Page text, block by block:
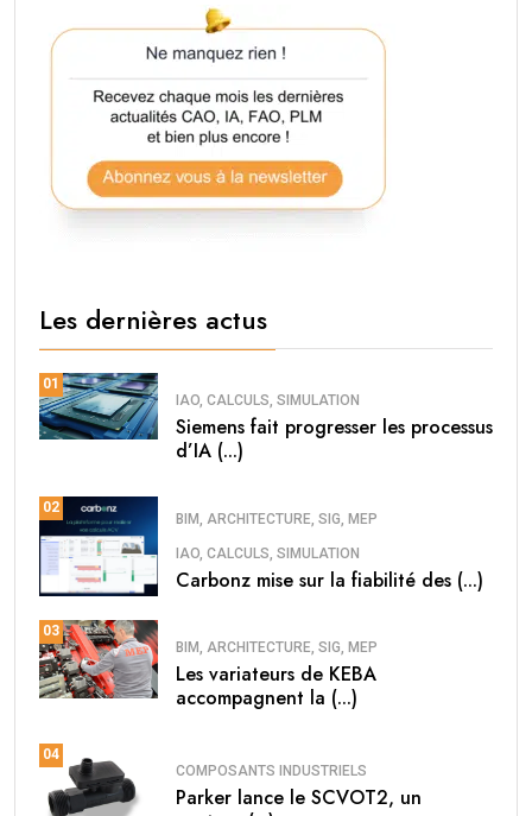
Les dernières actus
01
IAO, CALCULS, SIMULATION
Siemens fait progresser les processus
d’IA (...)
02
BIM, ARCHITECTURE, SIG, MEP
IAO, CALCULS, SIMULATION
Carbonz mise sur la fiabilité des (...)
03
BIM, ARCHITECTURE, SIG, MEP
Les variateurs de KEBA
accompagnent la (...)
04
COMPOSANTS INDUSTRIELS
Parker lance le SCVOT2, un